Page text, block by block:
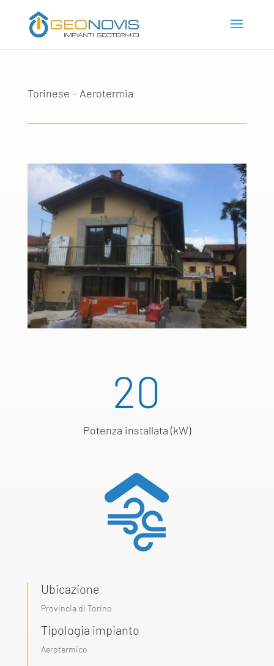
Torinese – Aerotermia
20
Potenza installata (kW)
Ubicazione
Provincia di Torino
Tipologia impianto
Aerotermico